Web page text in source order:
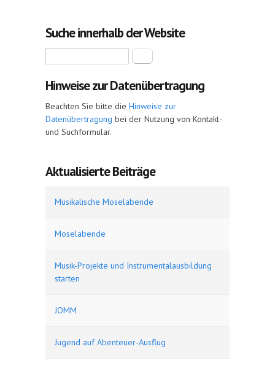
Suche innerhalb der Website
Suche
Hinweise zur Datenübertragung
Beachten Sie bitte die Hinweise zur
Datenübertragung bei der Nutzung von Kontakt-
und Suchformular.
Aktualisierte Beiträge
Musikalische Moselabende
Moselabende
Musik-Projekte und Instrumentalausbildung
starten
JOMM
Jugend auf Abenteuer-Ausflug